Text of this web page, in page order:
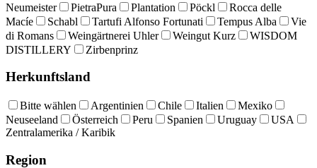
Neumeister
PietraPura Plantation Pöckl
Rocca delle
Macíe
Schabl Tartufi Alfonso Fortunati Tempus Alba
Vie
di Romans
Weingärtnerei Uhler Weingut Kurz
WISDOM
DISTILLERY
Zirbenprinz
Herkunftsland
Bitte wählen Argentinien Chile Italien
Mexiko
Neuseeland
Österreich Peru Spanien Uruguay
USA
Zentralamerika / Karibik
Region